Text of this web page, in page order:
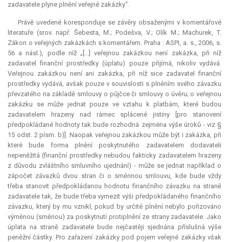
zadavatele plyne plnění veřejné zakázky“.
Právě uvedené koresponduje se závěry obsaženými v komentářové
literatuře (srov. např. Šebesta, M.; Podešva, V.; Olík M.; Machurek, T.
Zákon o veřejných zakázkách s komentářem. Praha : ASPI, a. s., 2006, s.
56 a násl.), podle níž „[...] veřejnou zakázkou není zakázka, při níž
zadavatel finanční prostředky (úplatu) pouze přijímá, nikoliv vydává.
Veřejnou zakázkou není ani zakázka, při níž sice zadavatel finanční
prostředky vydává, avšak pouze v souvislosti s plněním svého závazku
převzatého na základě smlouvy o půjčce či smlouvy o úvěru; o veřejnou
zakázku se může jednat pouze ve vztahu k platbám, které budou
zadavatelem hrazeny nad rámec splácené jistiny [pro stanovení
předpokládané hodnoty tak bude rozhodná zejména výše úroků - viz §
15 odst. 2 písm. b)]. Naopak veřejnou zakázkou může být i zakázka, při
které bude forma plnění poskytnutého zadavatelem dodavateli
nepeněžitá (finanční prostředky nebudou fakticky zadavatelem hrazeny
z důvodu zvláštního smluvního ujednání) - může se jednat například o
zápočet závazků dvou stran či o směnnou smlouvu, kde bude vždy
třeba stanovit předpokládanou hodnotu finančního závazku na straně
zadavatele tak, že bude třeba vymezit výši předpokládaného finančního
závazku, který by mu vznikl, pokud by určité plnění nebylo pořizováno
výměnou (směnou) za poskytnutí protiplnění ze strany zadavatele. Jako
úplata na straně zadavatele bude nejčastěji sjednána příslušná výše
peněžní částky. Pro zařazení zakázky pod pojem veřejné zakázky však